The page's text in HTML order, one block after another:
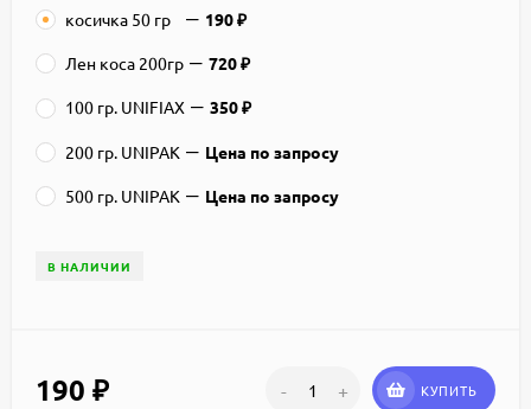
косичка 50 гр 190₽
Лен коса 200гр 720₽
100 гр. UNIFIAX 350₽
200 гр. UNIPAK Цена по запросу
500 гр. UNIPAK Цена по запросу
В НАЛИЧИИ
190 ₽ - + КУПИТЬ